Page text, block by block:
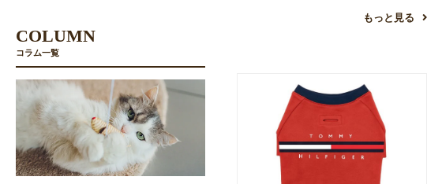
もっと見る
COLUMN
コラム一覧